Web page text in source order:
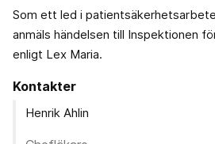
Som ett led i
anmäls händelsen till Inspektionen
enligt Lex Maria.
Kontakter
Henrik Ahlin